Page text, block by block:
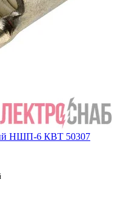
НШП-6 КВТ 50307